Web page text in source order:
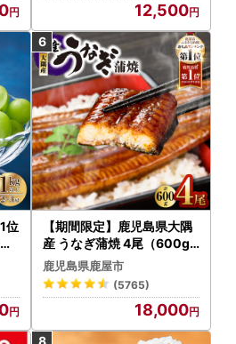
12,500
位
イ
S
【期間限定】鹿児島県大隅
産 うなぎ蒲焼 4尾（600g
） KN007-004-04-cp18
うなぎ 鰻 魚 惣菜 総菜
鹿児島県鹿屋市
(5765)
18,000